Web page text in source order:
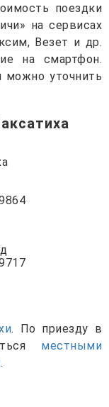
поездки
на сервисах
Везет и др.
на смартфон.
можно уточнить
. По приезду в
местными
.